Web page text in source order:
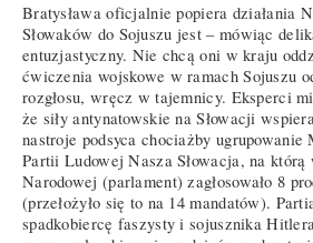
Bratysława oficjalnie popiera działania
Słowaków do Sojuszu jest – mówiąc
entuzjastyczny. Nie chcą oni w kraju
ćwiczenia wojskowe w ramach Sojuszu
rozgłosu, wręcz w tajemnicy. Eksperci
że siły antynatowskie na Słowacji
nastroje podsyca chociażby
Partii Ludowej Nasza Słowacja, na
Narodowej (parlament) zagłosowało 8
(przełożyło się to na 14 mandatów).
spadkobiercę faszysty i sojusznika